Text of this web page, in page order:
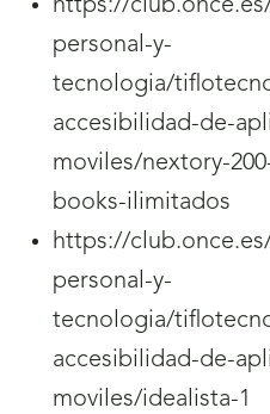
https://
personal-y-
tecnologia/
accesibilidad-de-
moviles/nextory-
books-ilimitados
https://
personal-y-
tecnologia/
accesibilidad-de-
moviles/idealista-1